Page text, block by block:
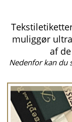
muliggør
af
Nedenfor kan du